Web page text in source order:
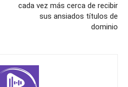
cada vez más cerca de recibir
sus ansiados títulos de
dominio